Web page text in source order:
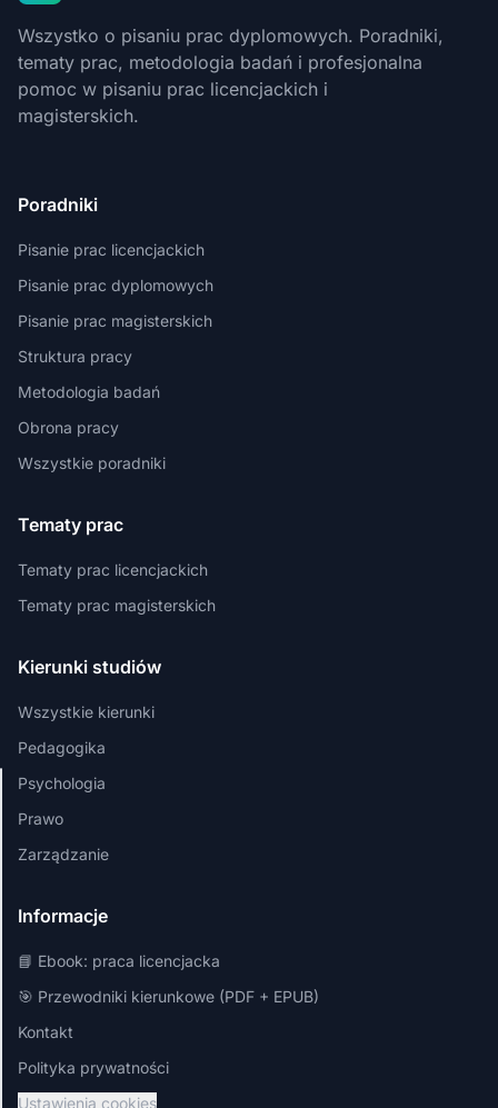
Wszystko o pisaniu prac dyplomowych. Poradniki,
tematy prac, metodologia badań i profesjonalna
pomoc w pisaniu prac licencjackich i
magisterskich.
Poradniki
Pisanie prac licencjackich
Pisanie prac dyplomowych
Pisanie prac magisterskich
Struktura pracy
Metodologia badań
Obrona pracy
Wszystkie poradniki
Tematy prac
Tematy prac licencjackich
Tematy prac magisterskich
Kierunki studiów
Wszystkie kierunki
Pedagogika
Psychologia
Prawo
Zarządzanie
Informacje
📘 Ebook: praca licencjacka
🎯 Przewodniki kierunkowe (PDF + EPUB)
Kontakt
Polityka prywatności
Ustawienia cookies
plików cookies,
najlepsze
doświadczenia